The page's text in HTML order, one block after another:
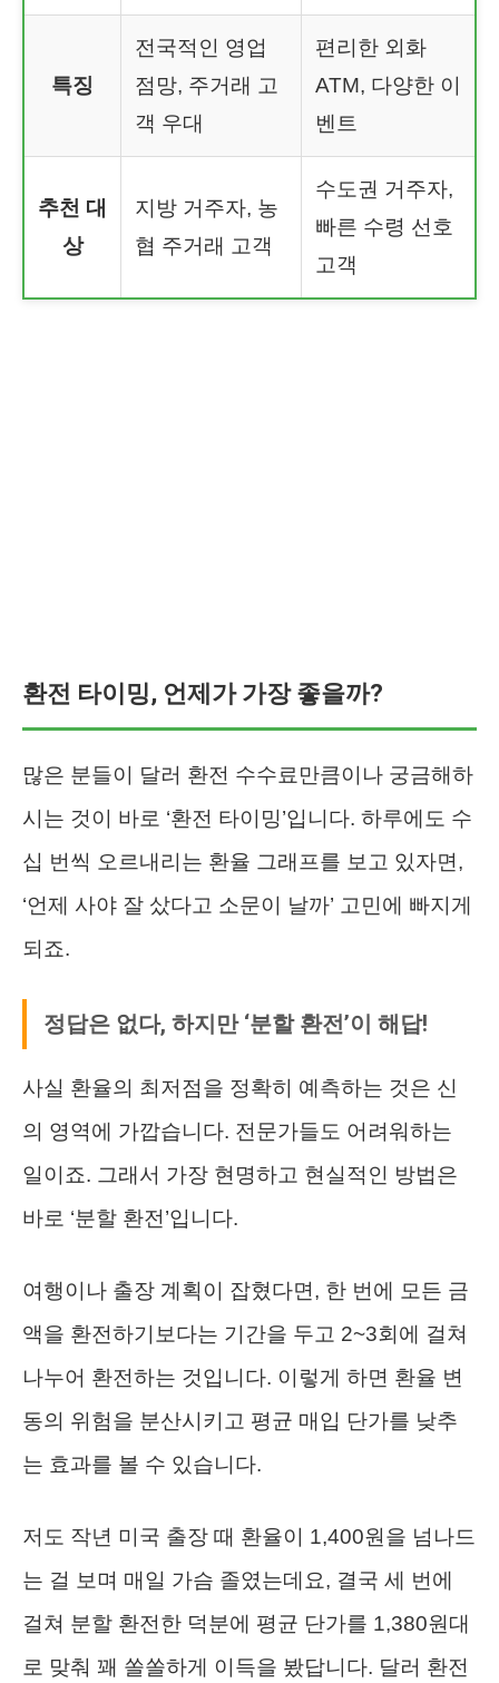
특징
전국적인 영업
점망, 주거래 고
객 우대
편리한 외화
ATM, 다양한 이
벤트
추천 대
상
지방 거주자, 농
협 주거래 고객
수도권 거주자,
빠른 수령 선호
고객
환전 타이밍, 언제가 가장 좋을까?
많은 분들이 달러 환전 수수료만큼이나 궁금해하
시는 것이 바로 ‘환전 타이밍’입니다. 하루에도 수
십 번씩 오르내리는 환율 그래프를 보고 있자면,
‘언제 사야 잘 샀다고 소문이 날까’ 고민에 빠지게
되죠.
정답은 없다, 하지만 ‘분할 환전’이 해답!
사실 환율의 최저점을 정확히 예측하는 것은 신
의 영역에 가깝습니다. 전문가들도 어려워하는
일이죠. 그래서 가장 현명하고 현실적인 방법은
바로 ‘분할 환전’입니다.
여행이나 출장 계획이 잡혔다면, 한 번에 모든 금
액을 환전하기보다는 기간을 두고 2~3회에 걸쳐
나누어 환전하는 것입니다. 이렇게 하면 환율 변
동의 위험을 분산시키고 평균 매입 단가를 낮추
는 효과를 볼 수 있습니다.
저도 작년 미국 출장 때 환율이 1,400원을 넘나드
는 걸 보며 매일 가슴 졸였는데요, 결국 세 번에
걸쳐 분할 환전한 덕분에 평균 단가를 1,380원대
로 맞춰 꽤 쏠쏠하게 이득을 봤답니다. 달러 환전